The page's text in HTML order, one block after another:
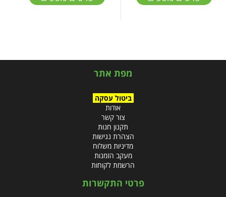
מפת אתר
ביטול עסקה
אודות
צור קשר
תקנון חנות
הצהרת נגישות
מדיניות משלוח
מעקב הזמנות
הרשמת לקוחות
פרטי התקשרות